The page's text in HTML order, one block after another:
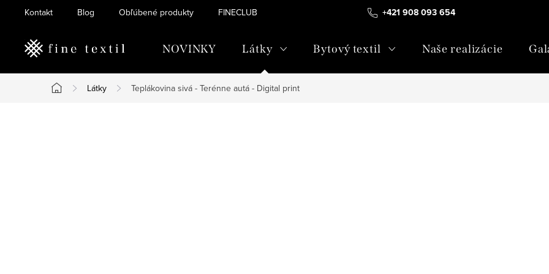
+421 908 093 654
Kontakt Blog Obľúbené produkty FINECLUB
NOVINKY Látky Bytový textil Naše realizácie
Domov
Látky Teplákovina sivá - Terénne autá - Digital print